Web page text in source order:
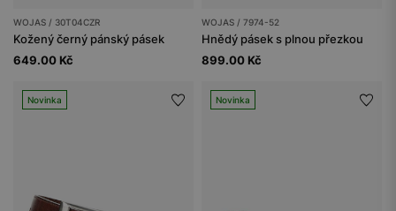
WOJAS / 30T04CZR
Kožený černý pánský pásek
649.00 Kč
WOJAS / 7974-52
Hnědý pásek s plnou přezkou
899.00 Kč
Novinka Novinka